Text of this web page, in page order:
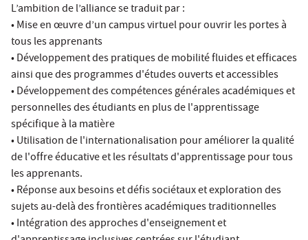
L’ambition de l’alliance se traduit par :
• Mise en œuvre d’un campus virtuel pour ouvrir les portes à
tous les apprenants
• Développement des pratiques de mobilité fluides et efficaces
ainsi que des programmes d'études ouverts et accessibles
• Développement des compétences générales académiques et
personnelles des étudiants en plus de l'apprentissage
spécifique à la matière
• Utilisation de l'internationalisation pour améliorer la qualité
de l'offre éducative et les résultats d'apprentissage pour tous
les apprenants.
• Réponse aux besoins et défis sociétaux et exploration des
sujets au-delà des frontières académiques traditionnelles
• Intégration des approches d'enseignement et